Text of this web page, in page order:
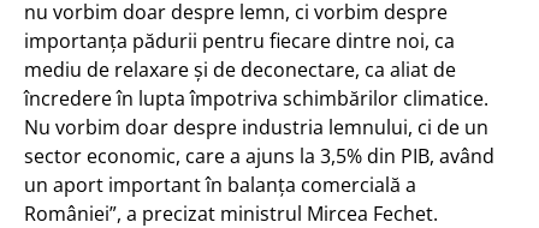
nu vorbim doar despre lemn, ci vorbim despre
importanța pădurii pentru fiecare dintre noi, ca
mediu de relaxare și de deconectare, ca aliat de
încredere în lupta împotriva schimbărilor climatice.
Nu vorbim doar despre industria lemnului, ci de un
sector economic, care a ajuns la 3,5% din PIB, având
un aport important în balanța comercială a
României”, a precizat ministrul Mircea Fechet.